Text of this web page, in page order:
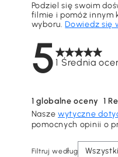
51 Średnia
Podziel się swoim
filmie i pomóż innym
wyboru.Dowiedz się
1 globalne oceny 1
Nasze wytyczne
pomocnych opinii o
Filtruj według